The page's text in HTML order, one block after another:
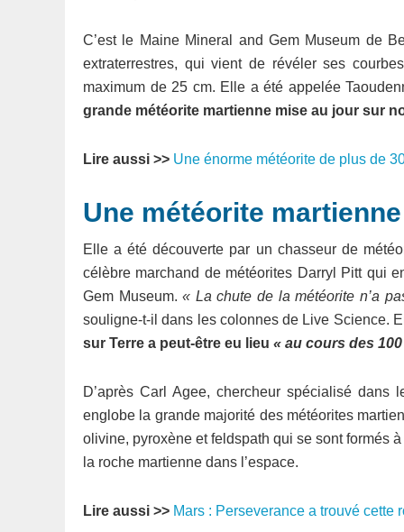
C’est le Maine Mineral and Gem Museum de
extraterrestres, qui vient de révéler ses
maximum de 25 cm. Elle a été appelée
grande météorite martienne mise au jour sur
Lire aussi >> Une énorme météorite de plus de
Une météorite
Elle a été découverte par un chasseur de
célèbre marchand de météorites Darryl Pitt qui
Gem Museum.« La chute de la météorite n’a
souligne-t-il dans les colonnes de Live Science.
sur Terre a peut-être eu lieu « au cours des
D’après Carl Agee, chercheur spécialisé dans
englobe la grande majorité des météorites
olivine, pyroxène et feldspath qui se sont formés
la roche martienne dans l’espace.
Lire aussi >> Mars : Perseverance a trouvé cette